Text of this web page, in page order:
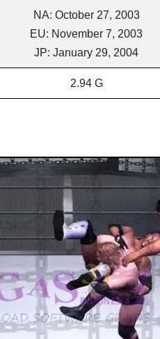
NA: October 27, 2003
EU: November 7, 2003
JP: January 29, 2004
2.94 G